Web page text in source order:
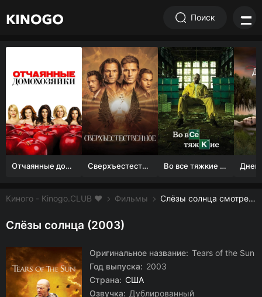
Поиск
Отчаянные домохозяйки (1 сезон) Сверхъестественное Во все тяжкие 1-5 сезон
Киного - Kinogo.CLUB ❤️ Фильмы Слёзы солнца смотреть онлайн бесплатно
Слёзы солнца (2003)
Оригинальное название: Tears of the Sun
Год выпуска: 2003
Страна: США
Озвучка: Дублированный